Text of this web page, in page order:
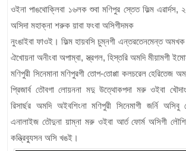
ওইনা পাঙথোক্লিবা ১৬লক শুবা মণিপুর স্তেত ফিল্ম
অসিদা মহাক্না শরুক য়াবা ফংবা অসিগীদমক
নুংঙাইবা ফাওই। ফিল্ম হায়বসি চুম্নগী এন্তরতেনমেন্ত অমখক
ঐখোয়না অনীংবা অপাম্বা, স্ত্রগল, হিস্তরি অমদি মীয়ামগী
মণিপুরী সিনেমানা মণিপুরগী তোপ-তোপ্পা কলচরেল হেরিতেজ
প্রিজার্ব তৌবগা লোয়ননা মদু উত্থোকপদা মরু ওইবা
রিসার্ছর অমদি অইবশিংনা মণিপুরী সিনেমাগী জর্নি
এনালাইজ তৌদুনা য়াম্না মরু ওইবা আর্ত ফোর্ম অসিগী লৌশিং
কন্ত্রিব্যুসন অসি খঙই।